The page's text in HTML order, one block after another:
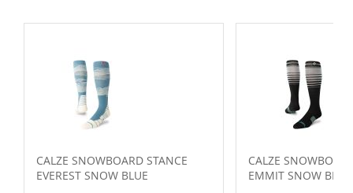
CALZE SNOWBOARD STANCE
EVEREST SNOW BLUE
CALZE
EMMIT SNOW